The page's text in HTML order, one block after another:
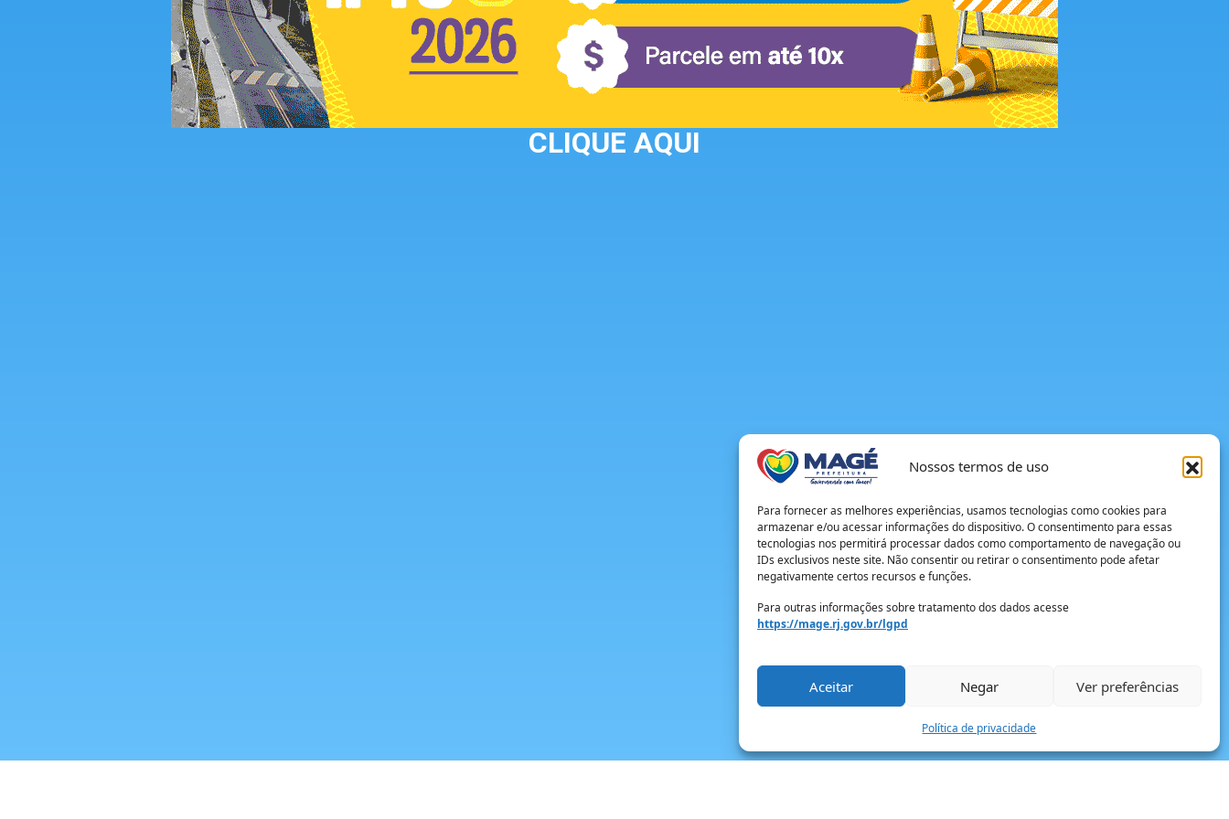
Nossos termos de uso
Para fornecer as melhores experiências, usamos tecnologias como cookies para
armazenar e/ou acessar informações do dispositivo. O consentimento para essas
tecnologias nos permitirá processar dados como comportamento de navegação ou
IDs exclusivos neste site. Não consentir ou retirar o consentimento pode afetar
negativamente certos recursos e funções.
Para outras informações sobre tratamento dos dados acesse
https://mage.rj.gov.br/lgpd
Aceitar Negar Ver preferências
Política de privacidade
CLIQUE AQUI